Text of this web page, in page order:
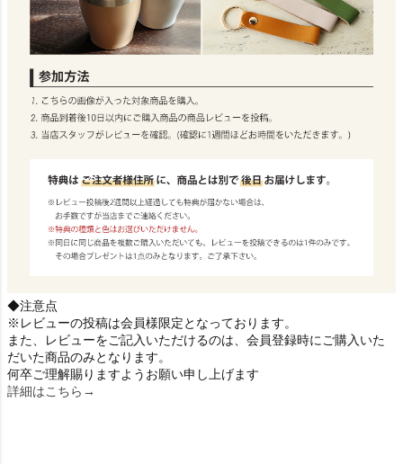
◆注意点
※レビューの投稿は会員様限定となっております。
また、レビューをご記入いただけるのは、会員登録時にご購入いた
だいた商品のみとなります。
何卒ご理解賜りますようお願い申し上げます
詳細はこちら→